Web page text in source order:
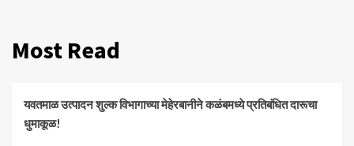
Most Read
यवतमाळ उत्पादन शुल्क विभागाच्या मेहेरबानीने कळंबमध्ये प्रतिबंधित दारूचा
धुमाकूळ!